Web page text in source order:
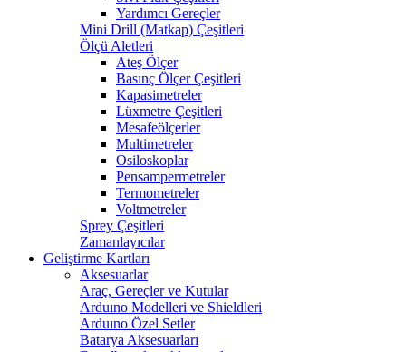
Yardımcı Gereçler
Mini Drill (Matkap) Çeşitleri
Ölçü Aletleri
Ateş Ölçer
Basınç Ölçer Çeşitleri
Kapasimetreler
Lüxmetre Çeşitleri
Mesafeölçerler
Multimetreler
Osiloskoplar
Pensampermetreler
Termometreler
Voltmetreler
Sprey Çeşitleri
Zamanlayıcılar
Geliştirme Kartları
Aksesuarlar
Araç, Gereçler ve Kutular
Arduıno Modelleri ve Shieldleri
Arduıno Özel Setler
Batarya Aksesuarları